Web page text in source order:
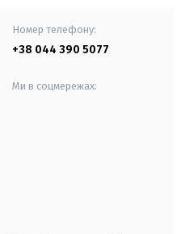
Номер телефону:
+38 044 390 5077
Ми в соцмережах: